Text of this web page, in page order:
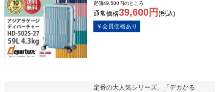
定価49,500円のところ
通常価格39,600円 (税込)
定番の大人気シリーズ、「デカかる